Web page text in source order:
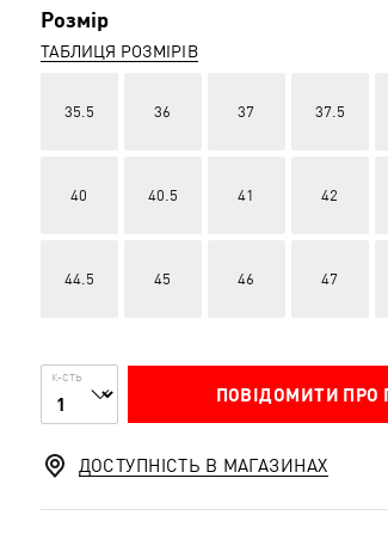
Розмір
ТАБЛИЦЯ РОЗМІРІВ
35.5 36 37 37.5
40 40.5 41 42
44.5 45 46 47
К-СТЬ
ПОВІДОМИТИ ПРО
ДОСТУПНІСТЬ В МАГАЗИНАХ